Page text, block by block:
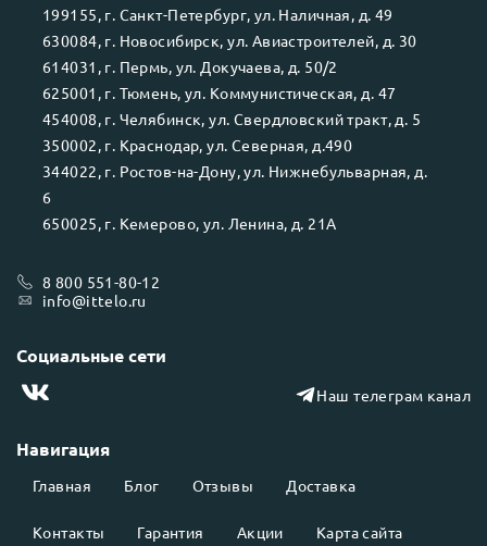
Навигация
Главная Блог Отзывы Доставка
Контакты Гарантия Акции Карта сайта
199155, г. Санкт-Петербург, ул. Наличная, д. 49
630084, г. Новосибирск, ул. Авиастроителей, д. 30
614031 , г. Пермь, ул. Докучаева, д. 50/2
625001 , г. Тюмень, ул. Коммунистическая, д. 47
454008, г. Челябинск, ул. Свердловский тракт, д. 5
350002, г. Краснодар, ул. Северная, д.490
344022, г. Ростов-на-Дону, ул. Нижнебульварная, д.
6
650025, г. Кемерово, ул. Ленина, д. 21А
8 800 551-80-12
info@ittelo.ru
Социальные сети
Наш телеграм канал